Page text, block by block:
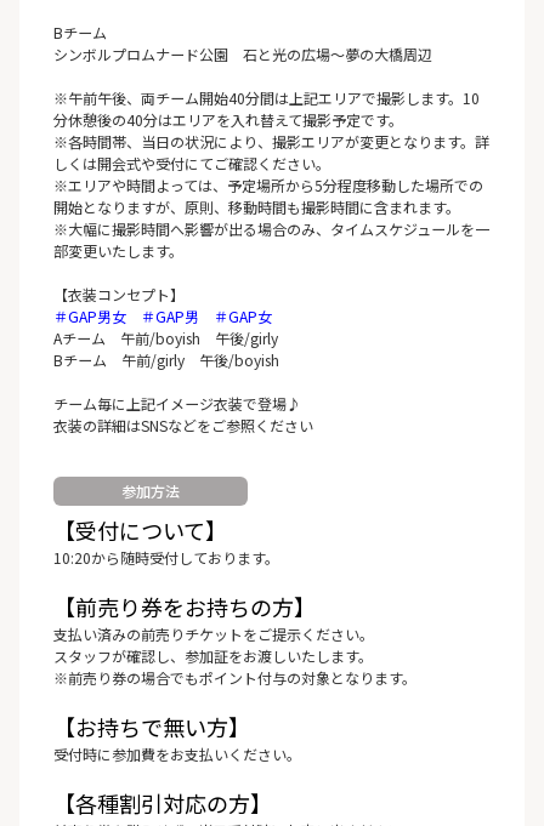
Bチーム
シンボルプロムナード公園 石と光の広場～夢の大橋周辺
※午前午後、両チーム開始40分間は上記エリアで撮影します。10
分休憩後の40分はエリアを入れ替えて撮影予定です。
※各時間帯、当日の状況により、撮影エリアが変更となります。詳
しくは開会式や受付にてご確認ください。
※エリアや時間よっては、予定場所から5分程度移動した場所での
開始となりますが、原則、移動時間も撮影時間に含まれます。
※大幅に撮影時間へ影響が出る場合のみ、タイムスケジュールを一
部変更いたします。
【衣装コンセプト】
＃GAP男女 ＃GAP男 ＃GAP女
Aチーム 午前/boyish 午後/girly
Bチーム 午前/girly 午後/boyish
チーム毎に上記イメージ衣装で登場♪
衣装の詳細はSNSなどをご参照ください
参加方法
【受付について】
10:20から随時受付しております。
【前売り券をお持ちの方】
支払い済みの前売りチケットをご提示ください。
スタッフが確認し、参加証をお渡しいたします。
※前売り券の場合でもポイント付与の対象となります。
【お持ちで無い方】
受付時に参加費をお支払いください。
【各種割引対応の方】